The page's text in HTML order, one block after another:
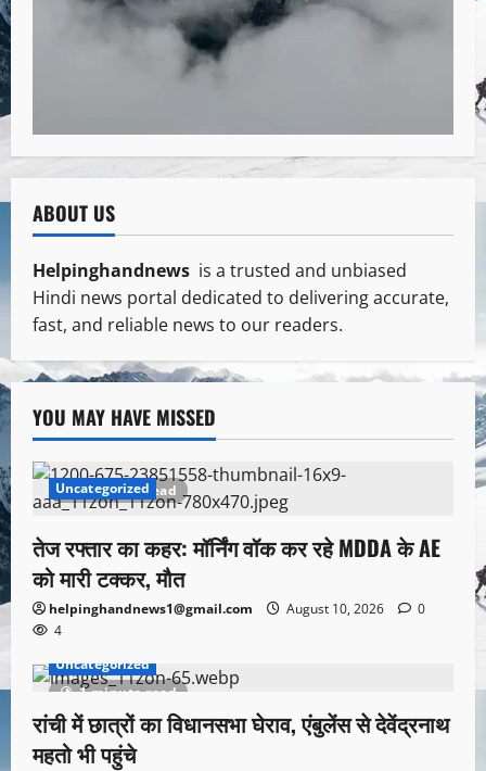
ABOUT US
Helpinghandnews is a trusted and unbiased
Hindi news portal dedicated to delivering accurate,
fast, and reliable news to our readers.
YOU MAY HAVE MISSED
1 minute read
Uncategorized
तेज रफ्तार का कहर: मॉर्निंग वॉक कर रहे MDDA के AE
को मारी टक्कर, मौत
helpinghandnews1@gmail.com August 10, 2026
0
4
1 minute read
Uncategorized
रांची में छात्रों का विधानसभा घेराव, एंबुलेंस से देवेंद्रनाथ
महतो भी पहुंचे